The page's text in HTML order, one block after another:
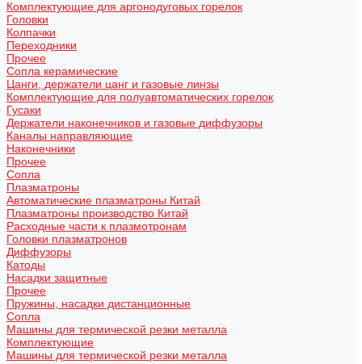
Комплектующие для аргонодуговых горелок
Головки
Колпачки
Переходники
Прочее
Сопла керамические
Цанги, держатели цанг и газовые линзы
Комплектующие для полуавтоматических горелок
Гусаки
Держатели наконечников и газовые диффузоры
Каналы направляющие
Наконечники
Прочее
Сопла
Плазматроны
Автоматические плазматроны Китай
Плазматроны производство Китай
Расходные части к плазмотронам
Головки плазматронов
Диффузоры
Катоды
Насадки защитные
Прочее
Пружины, насадки дистанционные
Сопла
Машины для термической резки металла
Комплектующие
Машины для термической резки металла